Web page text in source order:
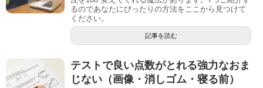
るのであなたにぴったりの方法をここから見つけて
ください。
記事を読む
テストで良い点数がとれる強力なおま
じない（画像・消しゴム・寝る前）